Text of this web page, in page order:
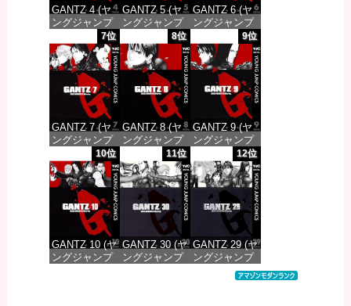
GANTZ 4 (ヤ
ングジャンプ
コミックス
DIGITAL)
価格：¥100
GANTZ 5 (ヤ
ングジャンプ
コミックス
DIGITAL)
価格：¥100
GANTZ 6 (ヤ
ングジャンプ
コミックス
DIGITAL)
価格：¥100
7位
GANTZ 7 (ヤ
ングジャンプ
コミックス
DIGITAL)
価格：¥100
8位
GANTZ 8 (ヤ
ングジャンプ
コミックス
DIGITAL)
価格：¥100
9位
GANTZ 9 (ヤ
ングジャンプ
コミックス
DIGITAL)
価格：¥100
10位
GANTZ 10 (ヤ
ングジャンプ
11位
GANTZ 30 (ヤ
ングジャンプ
12位
GANTZ 29 (ヤ
ングジャンプ
コミックス